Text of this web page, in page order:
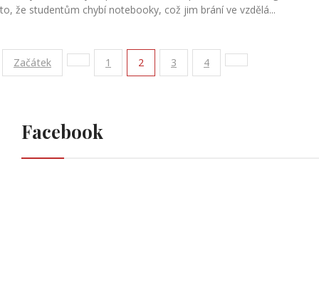
to, že studentům chybí notebooky, což jim brání ve vzdělá...
Začátek 1 2 3 4
Facebook